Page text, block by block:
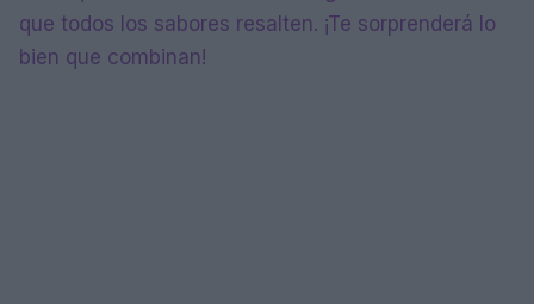
que todos los sabores resalten. ¡Te sorprenderá lo
bien que combinan!